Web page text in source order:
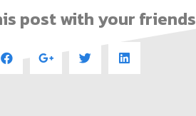
post with your friends